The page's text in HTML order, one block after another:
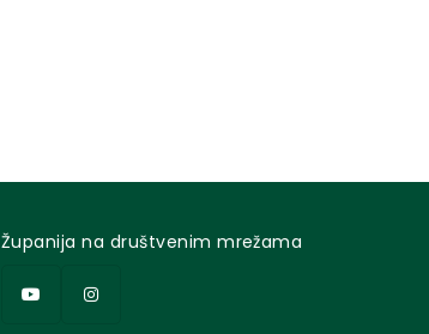
Županija na društvenim mrežama